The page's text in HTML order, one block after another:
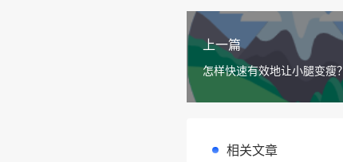
上一篇
怎样快速有效地让小腿变瘦？
相关文章